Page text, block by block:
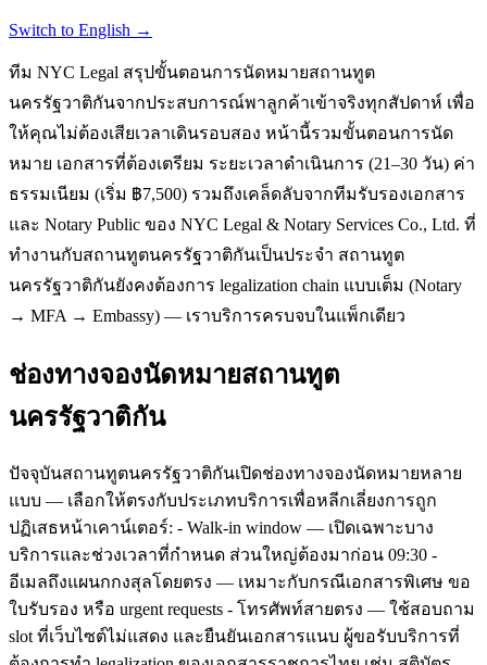
Switch to English →
ทีม NYC Legal สรุปขั้นตอนการนัดหมายสถานทูต
นครรัฐวาติกันจากประสบการณ์พาลูกค้าเข้าจริงทุกสัปดาห์ เพื่อ
ให้คุณไม่ต้องเสียเวลาเดินรอบสอง หน้านี้รวมขั้นตอนการนัด
หมาย เอกสารที่ต้องเตรียม ระยะเวลาดำเนินการ (21–30 วัน) ค่า
ธรรมเนียม (เริ่ม ฿7,500) รวมถึงเคล็ดลับจากทีมรับรองเอกสาร
และ Notary Public ของ NYC Legal & Notary Services Co., Ltd. ที่
ทำงานกับสถานทูตนครรัฐวาติกันเป็นประจำ สถานทูต
นครรัฐวาติกันยังคงต้องการ legalization chain แบบเต็ม (Notary
→ MFA → Embassy) — เราบริการครบจบในแพ็กเดียว
ช่องทางจองนัดหมายสถานทูต
นครรัฐวาติกัน
ปัจจุบันสถานทูตนครรัฐวาติกันเปิดช่องทางจองนัดหมายหลาย
แบบ — เลือกให้ตรงกับประเภทบริการเพื่อหลีกเลี่ยงการถูก
ปฏิเสธหน้าเคาน์เตอร์: - Walk-in window — เปิดเฉพาะบาง
บริการและช่วงเวลาที่กำหนด ส่วนใหญ่ต้องมาก่อน 09:30 -
อีเมลถึงแผนกกงสุลโดยตรง — เหมาะกับกรณีเอกสารพิเศษ ขอ
ใบรับรอง หรือ urgent requests - โทรศัพท์สายตรง — ใช้สอบถาม
slot ที่เว็บไซต์ไม่แสดง และยืนยันเอกสารแนบ ผู้ขอรับบริการที่